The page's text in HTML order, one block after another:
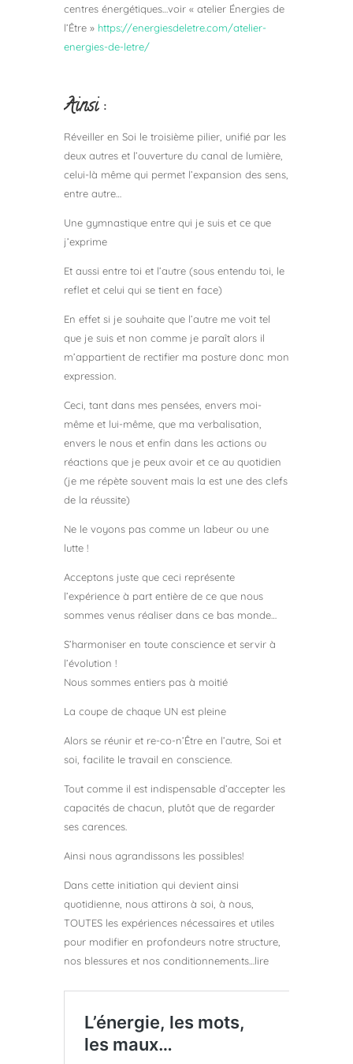
centres énergétiques…voir « atelier Énergies de
l’Être » https://energiesdeletre.com/atelier-
energies-de-letre/
Ainsi :
Réveiller en Soi le troisième pilier, unifié par les
deux autres et l’ouverture du canal de lumière,
celui-là même qui permet l’expansion des sens,
entre autre…
Une gymnastique entre qui je suis et ce que
j’exprime
Et aussi entre toi et l’autre (sous entendu toi, le
reflet et celui qui se tient en face)
En effet si je souhaite que l’autre me voit tel
que je suis et non comme je paraît alors il
m’appartient de rectifier ma posture donc mon
expression.
Ceci, tant dans mes pensées, envers moi-
même et lui-même, que ma verbalisation,
envers le nous et enfin dans les actions ou
réactions que je peux avoir et ce au quotidien
(je me répète souvent mais la est une des clefs
de la réussite)
Ne le voyons pas comme un labeur ou une
lutte !
Acceptons juste que ceci représente
l’expérience à part entière de ce que nous
sommes venus réaliser dans ce bas monde…
S’harmoniser en toute conscience et servir à
l’évolution !
Nous sommes entiers pas à moitié
La coupe de chaque UN est pleine
Alors se réunir et re-co-n’Être en l’autre, Soi et
soi, facilite le travail en conscience.
Tout comme il est indispensable d’accepter les
capacités de chacun, plutôt que de regarder
ses carences.
Ainsi nous agrandissons les possibles!
Dans cette initiation qui devient ainsi
quotidienne, nous attirons à soi, à nous,
TOUTES les expériences nécessaires et utiles
pour modifier en profondeurs notre structure,
nos blessures et nos conditionnements…lire